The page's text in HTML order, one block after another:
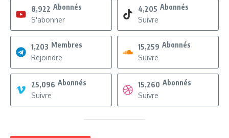
8,922 Abonnés
S'abonner
4,205 Abonnés
Suivre
1,203 Membres
Rejoindre
15,259 Abonnés
Suivre
25,096 Abonnés
Suivre
15,260 Abonnés
Suivre